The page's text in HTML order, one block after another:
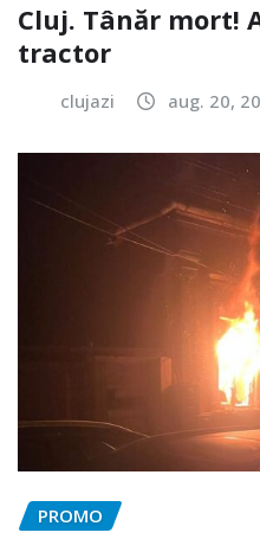
Cluj. Tânăr mort!
tractor
clujazi aug. 20,
PROMO